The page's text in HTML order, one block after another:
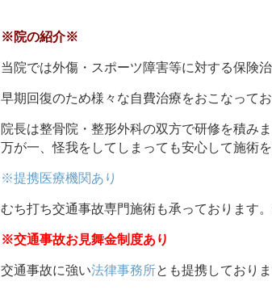
※院の紹介※
当院では外傷・スポーツ障害等に対する保険
早期回復のため様々な自費治療をおこなってお
院長は整骨院・整形外科の双方で研修を積み
万が一、怪我をしてしまっても安心して施術
※提携医療機関あり
むち打ち交通事故専門施術も承っております
※交通事故お見舞金制度あり
交通事故に強い法律事務所とも提携しており